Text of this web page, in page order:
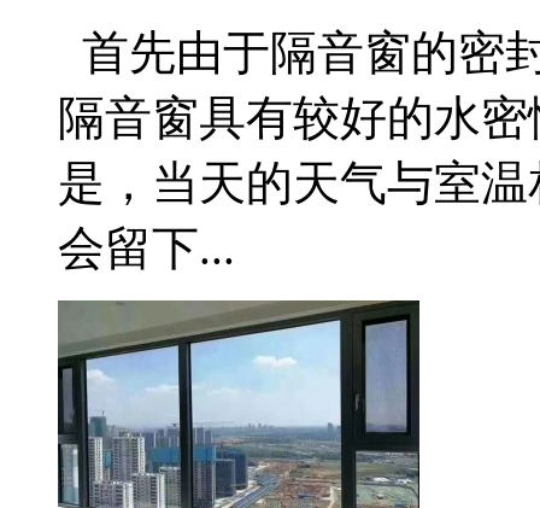
首先由于隔音窗的密
隔音窗具有较好的水
是，当天的天气与室
会留下...